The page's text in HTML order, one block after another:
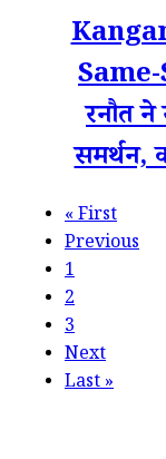
रनौत
समर्थन,
«First
Previous
1
2
3
Next
Last»